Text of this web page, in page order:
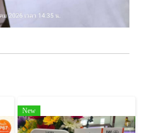
New